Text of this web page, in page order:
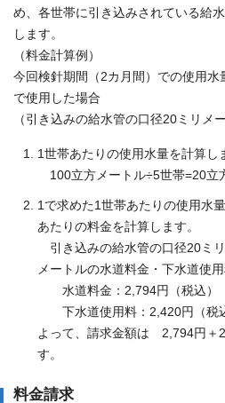
め、各世帯に引き込みされている給
します。
（料金計算例）
今回検針期間（2カ月間）での使用
で使用した場合
（引き込みの給水管の口径20ミリメー
1世帯あたりの使用水量を計算し
100立方メートル÷5世帯=20立
1で求めた1世帯あたりの使用水
あたりの料金を計算します。
引き込みの給水管の口径20ミ
メートルの水道料金・下水道使
水道料金：2,794円（税込）
下水道使用料：2,420円（税
よって、請求金額は 2,794円＋
す。
料金請求